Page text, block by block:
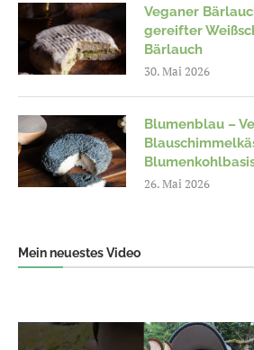
Veganer
gereifter
Bärlauch
30. Mai 2026
Blumenblau –
26. Mai 2026
Mein neuestes Video